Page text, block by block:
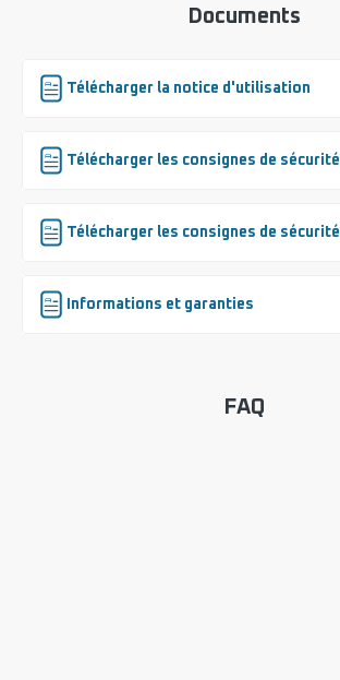
Documents
Télécharger la notice d'utilisation
Télécharger les consignes de sécurité
Télécharger les consignes de sécurité
Informations et garanties
FAQ